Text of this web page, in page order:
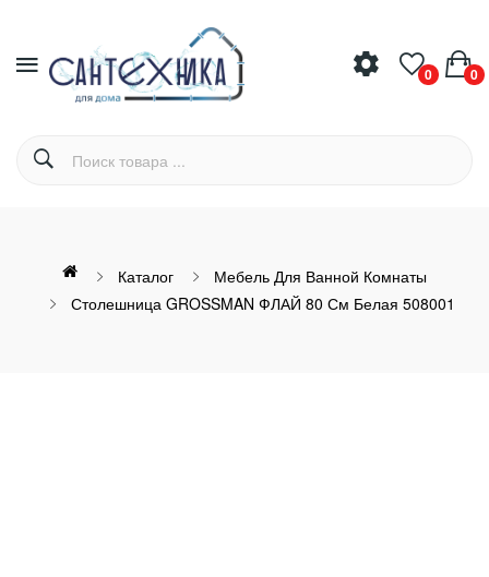
0 0
Каталог
Мебель Для Ванной Комнаты
Столешница GROSSMAN ФЛАЙ 80 См Белая 508001